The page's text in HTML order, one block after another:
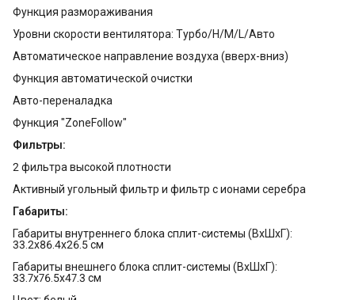
Функция размораживания
Уровни скорости вентилятора: Tурбо/H/M/L/Aвто
Автоматическое направление воздуха (вверх-вниз)
Функция автоматической очистки
Авто-переналадка
Функция "ZoneFollow"
Фильтры:
2 фильтра высокой плотности
Активный угольный фильтр и фильтр с ионами серебра
Габариты:
Габариты внутреннего блока сплит-системы (ВхШхГ):
33.2x86.4x26.5 см
Габариты внешнего блока сплит-системы (ВхШхГ):
33.7x76.5x47.3 см